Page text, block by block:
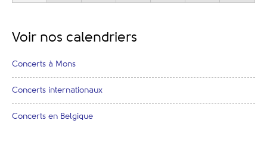
Voir nos calendriers
Concerts à Mons
Concerts internationaux
Concerts en Belgique